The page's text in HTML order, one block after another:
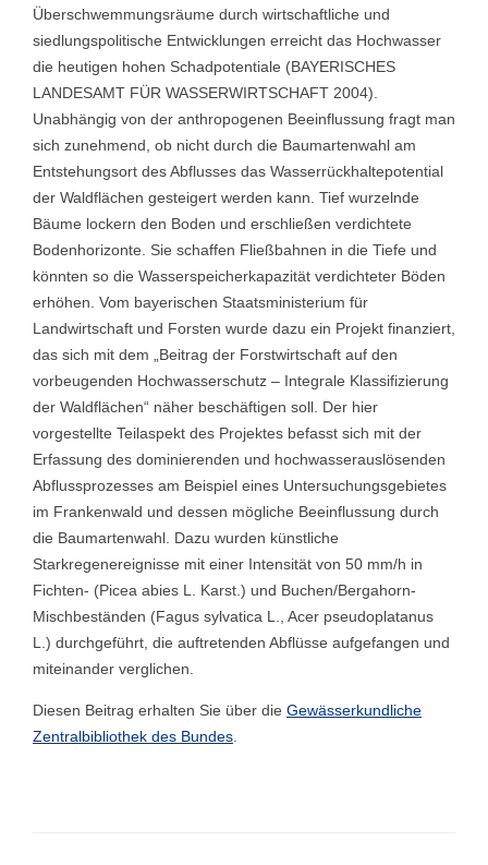
Überschwemmungsräume durch wirtschaftliche und
siedlungspolitische Entwicklungen erreicht das Hochwasser
die heutigen hohen Schadpotentiale (BAYERISCHES
LANDESAMT FÜR WASSERWIRTSCHAFT 2004).
Unabhängig von der anthropogenen Beeinflussung fragt man
sich zunehmend, ob nicht durch die Baumartenwahl am
Entstehungsort des Abflusses das Wasserrückhaltepotential
der Waldflächen gesteigert werden kann. Tief wurzelnde
Bäume lockern den Boden und erschließen verdichtete
Bodenhorizonte. Sie schaffen Fließbahnen in die Tiefe und
könnten so die Wasserspeicherkapazität verdichteter Böden
erhöhen. Vom bayerischen Staatsministerium für
Landwirtschaft und Forsten wurde dazu ein Projekt finanziert,
das sich mit dem „Beitrag der Forstwirtschaft auf den
vorbeugenden Hochwasserschutz – Integrale Klassifizierung
der Waldflächen“ näher beschäftigen soll. Der hier
vorgestellte Teilaspekt des Projektes befasst sich mit der
Erfassung des dominierenden und hochwasserauslösenden
Abflussprozesses am Beispiel eines Untersuchungsgebietes
im Frankenwald und dessen mögliche Beeinflussung durch
die Baumartenwahl. Dazu wurden künstliche
Starkregenereignisse mit einer Intensität von 50 mm/h in
Fichten- (Picea abies L. Karst.) und Buchen/Bergahorn-
Mischbeständen (Fagus sylvatica L., Acer pseudoplatanus
L.) durchgeführt, die auftretenden Abflüsse aufgefangen und
miteinander verglichen.
Diesen Beitrag erhalten Sie über die Gewässerkundliche
Zentralbibliothek des Bundes